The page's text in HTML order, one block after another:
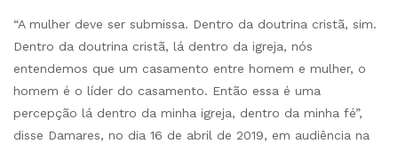
“A mulher deve ser submissa. Dentro da doutrina cristã, sim.
Dentro da doutrina cristã, lá dentro da igreja, nós
entendemos que um casamento entre homem e mulher, o
homem é o líder do casamento. Então essa é uma
percepção lá dentro da minha igreja, dentro da minha fé”,
disse Damares, no dia 16 de abril de 2019, em audiência na